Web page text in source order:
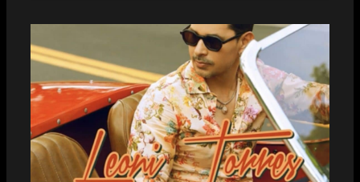
LEONI TORRES CONQUISTA A SUS FANS
CON EL ESTRENO DE LA BACHATA
“VOLVERTE A VER”